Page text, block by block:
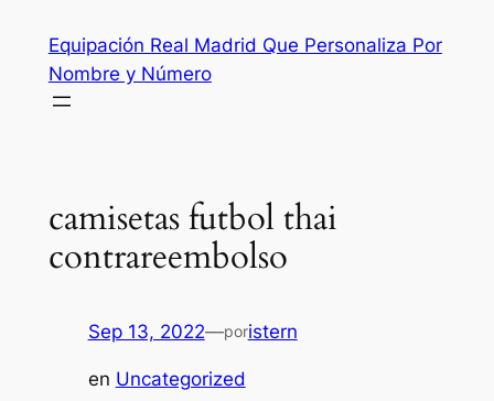
contenido
Equipación Real Madrid Que Personaliza Por
Nombre y Número
camisetas futbol thai
contrareembolso
Sep 13, 2022—poristern
en Uncategorized